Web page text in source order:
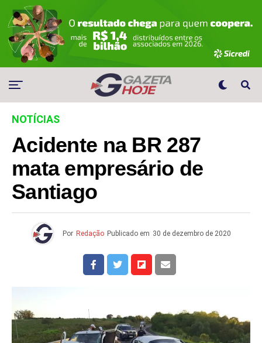
NOTÍCIAS
Acidente na BR 287
mata empresário de
Santiago
Por Redação Publicado em 30 de dezembro de 2020